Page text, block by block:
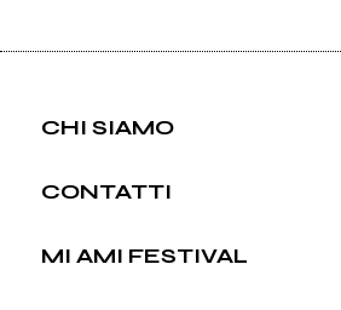
CHI SIAMO
CONTATTI
MI AMI FESTIVAL